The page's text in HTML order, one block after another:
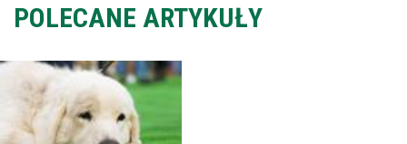
POLECANE ARTYKUŁY